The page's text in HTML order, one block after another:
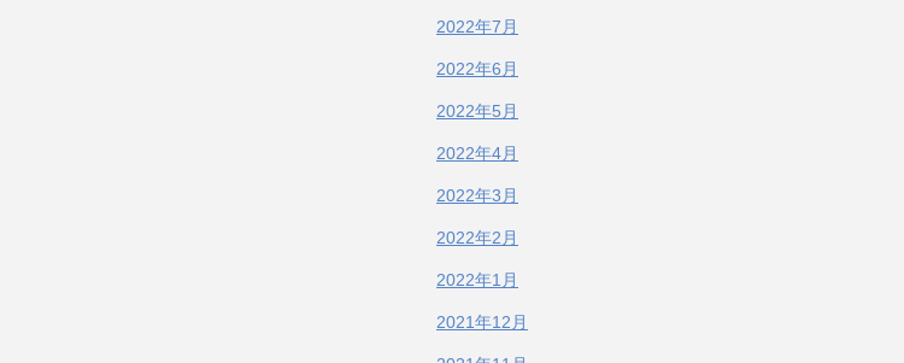
2022年7月
2022年6月
2022年5月
2022年4月
2022年3月
2022年2月
2022年1月
2021年12月